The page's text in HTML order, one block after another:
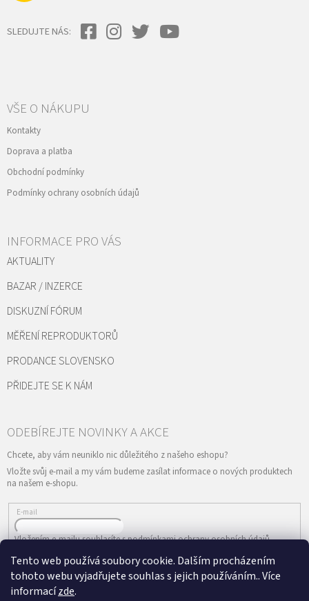
Tento web používá soubory cookie. Dalším procházením
tohoto webu vyjadřujete souhlas s jejich používáním.. Více
informacízde.
SLEDUJTE NÁS:
VŠE O NÁKUPU
Kontakty
Doprava a platba
Obchodní podmínky
Podmínky ochrany osobních údajů
INFORMACE PRO VÁS
AKTUALITY
BAZAR / INZERCE
DISKUZNÍ FÓRUM
MĚŘENÍ REPRODUKTORŮ
PRODANCE SLOVENSKO
PŘIDEJTE SE K NÁM
Vložte svůj e-mail a my vám budeme zasílat informace o nových produktech
na našem e-shopu.
E-mail
Vložením e-mailu souhlasíte spodmínkami ochrany osobních údajů
PŘIHLÁSIT SE